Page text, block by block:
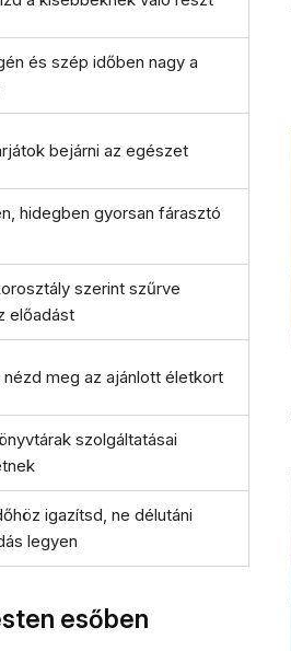
és szép időben nagy a
bejárni az egészet
hidegben gyorsan fárasztó
szerint szűrve
előadást
nézd meg az ajánlott életkort
szolgáltatásai
igazítsd, ne délutáni
legyen
esőben